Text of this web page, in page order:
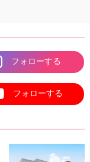
フォローする
フォローする